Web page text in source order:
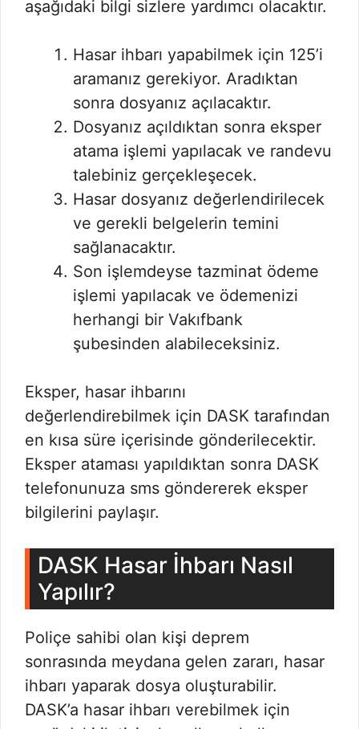
aşağıdaki bilgi sizlere yardımcı olacaktır.
Hasar ihbarı yapabilmek için 125’i
aramanız gerekiyor. Aradıktan
sonra dosyanız açılacaktır.
Dosyanız açıldıktan sonra eksper
atama işlemi yapılacak ve randevu
talebiniz gerçekleşecek.
Hasar dosyanız değerlendirilecek
ve gerekli belgelerin temini
sağlanacaktır.
Son işlemdeyse tazminat ödeme
işlemi yapılacak ve ödemenizi
herhangi bir Vakıfbank
şubesinden alabileceksiniz.
Eksper, hasar ihbarını
değerlendirebilmek için DASK tarafından
en kısa süre içerisinde gönderilecektir.
Eksper ataması yapıldıktan sonra DASK
telefonunuza sms göndererek eksper
bilgilerini paylaşır.
DASK Hasar İhbarı Nasıl
Yapılır?
Poliçe sahibi olan kişi deprem
sonrasında meydana gelen zararı, hasar
ihbarı yaparak dosya oluşturabilir.
DASK’a hasar ihbarı verebilmek için